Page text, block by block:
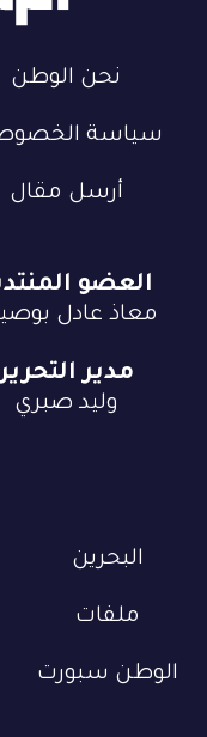
نحن الوطن
سياسة
أرسل مقال
البحرين
ملفات
الوطن سبورت
العضو
معاذ عادل
مدير
وليد صبري